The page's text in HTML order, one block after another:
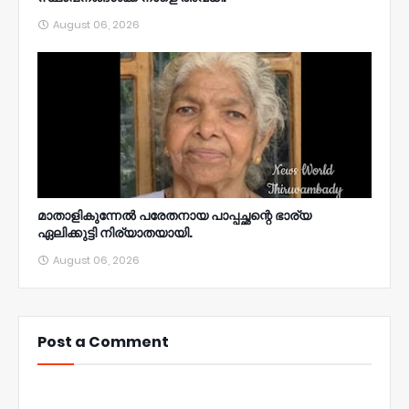
August 06, 2026
മാതാളികുന്നേൽ പരേതനായ പാപ്പച്ഛന്റെ ഭാര്യ
ഏലിക്കുട്ടി നിര്യാതയായി.
August 06, 2026
Post a Comment